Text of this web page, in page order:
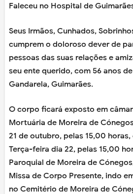
Faleceu no Hospital de
Seus Irmãos, Cunhados,
cumprem o doloroso dever de
pessoas das suas relações e
seu ente querido, com 56 anos
Gandarela, Guimarães.
O corpo ficará exposto em
Mortuária de Moreira de
21 de outubro, pelas 15,00
Terça-feira dia 22, pelas 15,00
Paroquial de Moreira de
Missa de Corpo Presente, indo
no Cemitério de Moreira de